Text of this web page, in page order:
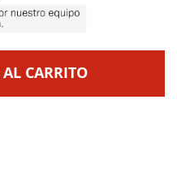
CARRITO